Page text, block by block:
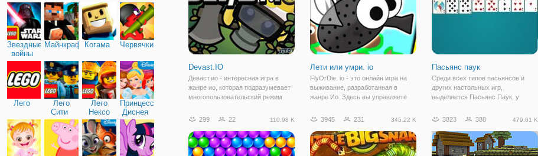
Звездные
войны
МайнкрафтКогама Червячки
Лего
Лего
Сити
Лего
Нексо
Найтс
Принцессы
Диснея
Devast.IO
Деваст.ио - интересная игра в
жанре ио, которая подразумевает
многопользовательский режим
для перемещения и действий.
разработчика гейма Старв.ио
(Starve.io), поэтому,
Лети или умри. io
FlyOrDie. io - это онлайн игра на
выживание, разработанная в
жанре Ио. Здесь вы управляете
которая находится в неком
насекомых. Так как данный
игровой жанр
Пасьянс паук
Среди всех типов пасьянсов и
других настольных игр,
выделяется Пасьянс Паук, у
правила игры. Наверняка вы
собрать его довольно легко. Перед
вами будут случайным
299 22 110.98 K 3945 231 345.22 K 3823 388 479.61 K